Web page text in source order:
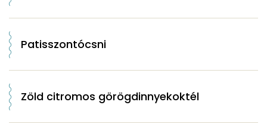
Patisszontócsni
Zöld citromos görögdinnyekoktél